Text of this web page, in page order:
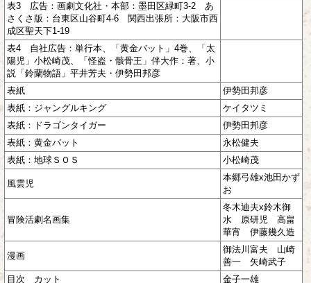
表3 広告：画劇文化社・本部：墨田区緑町3-2 あ
さくさ版：台東区山谷町4-6 関西出張所：大阪市西
成区聖天下1-19
表4 自社広告：単行本、「黄金バット」4巻、「太
陽児」小松崎茂、「怪盗・骸骨王」伴大作：著、小
説「鈴蘭物語」平井芳夫・伊勢田邦彦
表紙
伊勢田邦彦
表紙：ジャングルキング
ケイタツミ
表紙：ドラゴンタイガー
伊勢田邦彦
表紙：黄金バット
永松健夫
表紙：地球ＳＯＳ
小松崎茂
風雲児
本郷弓雄x池田かず
お
冒険活劇名画集
冬木迪夫x鈴木御
水 原研児 高畠
華宵 伊藤幾久造
漫画
御法川富夫 山崎
善一 矢崎武子
目次 カット
金子一雄